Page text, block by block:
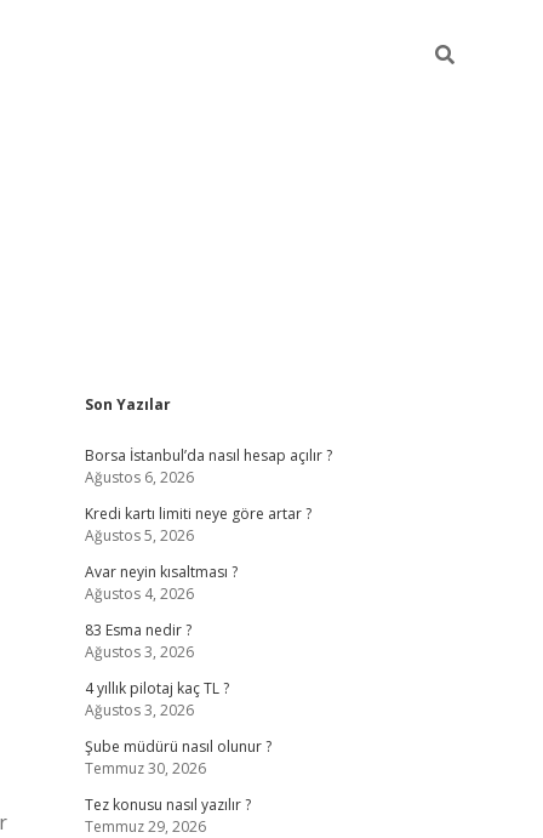
Sidebar
Son Yazılar
Borsa İstanbul’da nasıl hesap açılır ?
Ağustos 6, 2026
Kredi kartı limiti neye göre artar ?
Ağustos 5, 2026
Avar neyin kısaltması ?
Ağustos 4, 2026
83 Esma nedir ?
Ağustos 3, 2026
4 yıllık pilotaj kaç TL ?
Ağustos 3, 2026
Şube müdürü nasıl olunur ?
Temmuz 30, 2026
Tez konusu nasıl yazılır ?
Temmuz 29, 2026